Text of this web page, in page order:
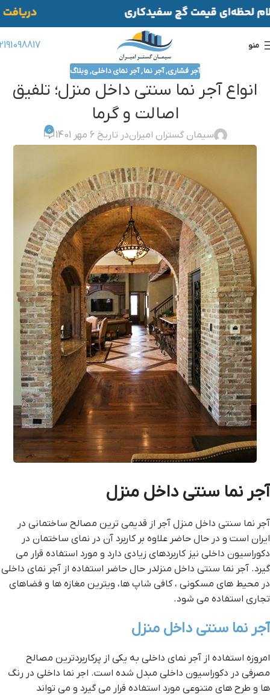
منو
آجر فشاری,آجر نما,آجر نمای داخلی,وبلاگ
انواع آجر نما سنتی داخل منزل؛ تلفیق
اصالت و گرما
سیمان گستران امیراندر تاریخ 6 مهر 1401 0
آجر نما سنتی داخل منزل
آجر نما سنتی داخل منزل آجر از قدیمی ترین مصالح ساختمانی در
ایران است و در حال حاضر علاوه بر کاربرد آن در نمای ساختمان در
دکوراسیون داخلی نیز کاربردهای زیادی دارد و مورد استفاده قرار می
گیرد. آجر نما سنتی داخل منزلدر حال حاضر استفاده از آجر نمای داخلی
در محیط های مسکونی ، کافی شاپ ها، ویترین مغازه ها و فضاهای
تجاری استفاده می شود.
آجر نما سنتی داخل منزل
امروزه استفاده از آجر نمای داخلی به یکی از پرکاربردترین مصالح
مصرفی در دکوراسیون داخلی مبدل شده است. اجر نما داخلی در رنگ
ها و طرح های متنوعی مورد استفاده قرار می گیرد و می تواند